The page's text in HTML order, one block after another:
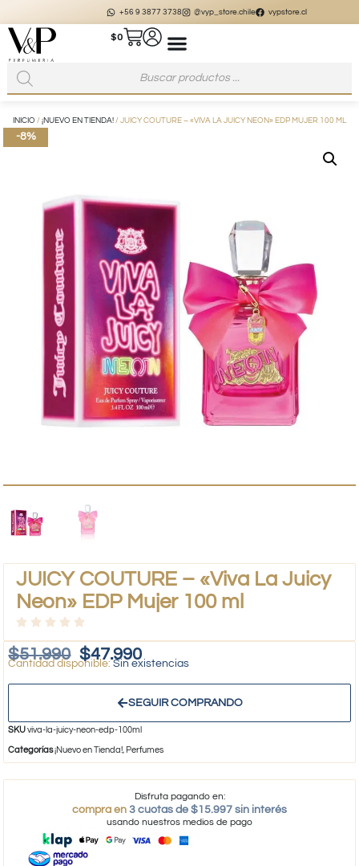
+56 9 3877 3738 @vyp_store.chile vypstore.cl
$0
INICIO / ¡NUEVO EN TIENDA! / JUICY COUTURE – «VIVA LA JUICY NEON» EDP MUJER 100 ML
-8%
JUICY COUTURE – «Viva La Juicy
Neon» EDP Mujer 100 ml
$51.990 $47.990
Sin existencias
SEGUIR COMPRANDO
SKUviva-la-juicy-neon-edp-100ml
Categorías¡Nuevo en Tienda!, Perfumes
Disfruta pagando en:
compra en 3 cuotas de $15.997 sin interés
usando nuestros medios de pago